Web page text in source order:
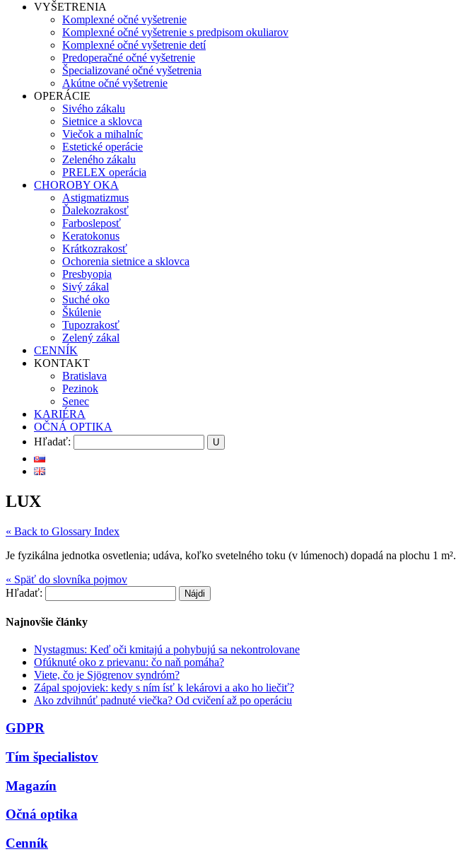
VYŠETRENIA
Komplexné očné vyšetrenie
Komplexné očné vyšetrenie s predpisom okuliarov
Komplexné očné vyšetrenie detí
Predoperačné očné vyšetrenie
Špecializované očné vyšetrenia
Akútne očné vyšetrenie
OPERÁCIE
Sivého zákalu
Sietnice a sklovca
Viečok a mihalníc
Estetické operácie
Zeleného zákalu
PRELEX operácia
CHOROBY OKA
Astigmatizmus
Ďalekozrakosť
Farbosleposť
Keratokonus
Krátkozrakosť
Ochorenia sietnice a sklovca
Presbyopia
Sivý zákal
Suché oko
Škúlenie
Tupozrakosť
Zelený zákal
CENNÍK
KONTAKT
Bratislava
Pezinok
Senec
KARIÉRA
OČNÁ OPTIKA
Hľadať:
LUX
« Back to Glossary Index
Je fyzikálna jednotka osvetlenia; udáva, koľko svetelného toku (v lúmenoch) dopadá na plochu 1 m².
« Späť do slovníka pojmov
Hľadať:
Najnovšie články
Nystagmus: Keď oči kmitajú a pohybujú sa nekontrolovane
Ofúknuté oko z prievanu: čo naň pomáha?
Viete, čo je Sjögrenov syndróm?
Zápal spojoviek: kedy s ním ísť k lekárovi a ako ho liečiť?
Ako zdvihnúť padnuté viečka? Od cvičení až po operáciu
GDPR
Tím špecialistov
Magazín
Očná optika
Cenník